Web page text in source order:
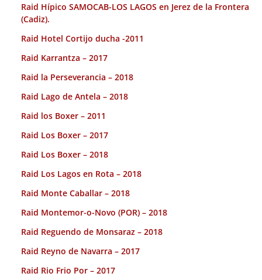
Raid Hípico SAMOCAB-LOS LAGOS en Jerez de la Frontera
(Cadiz).
Raid Hotel Cortijo ducha -2011
Raid Karrantza – 2017
Raid la Perseverancia – 2018
Raid Lago de Antela – 2018
Raid los Boxer – 2011
Raid Los Boxer – 2017
Raid Los Boxer – 2018
Raid Los Lagos en Rota – 2018
Raid Monte Caballar – 2018
Raid Montemor-o-Novo (POR) – 2018
Raid Reguendo de Monsaraz – 2018
Raid Reyno de Navarra – 2017
Raid Rio Frio Por – 2017